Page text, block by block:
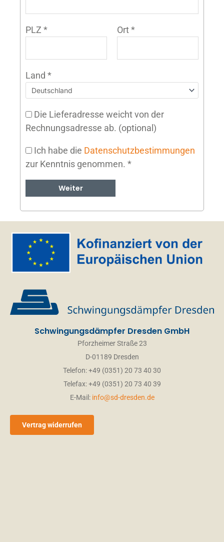
PLZ * Ort*
Land *
Die Lieferadresse weicht von der
Rechnungsadresse ab. (optional)
Ich habe die Datenschutzbestimmungen
zur Kenntnis genommen. *
Weiter
Schwingungsdämpfer Dresden GmbH
Pforzheimer Straße 23
D-01189 Dresden
Telefon: +49 (0351) 20 73 40 30
Telefax: +49 (0351) 20 73 40 39
E-Mail: info@sd-dresden.de
Vertrag widerrufen